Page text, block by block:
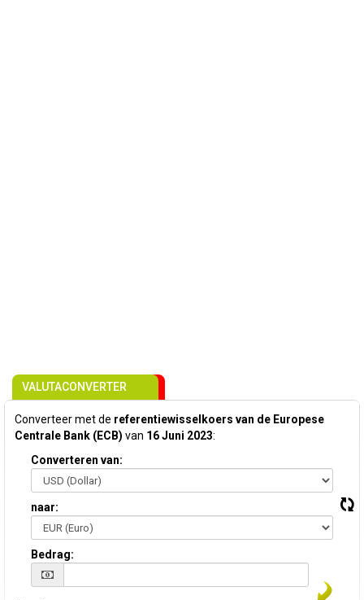
VALUTACONVERTER
Converteer met de referentiewisselkoers van de Europese
Centrale Bank (ECB) van 16 Juni 2023:
Converteren van:
naar:
Bedrag: